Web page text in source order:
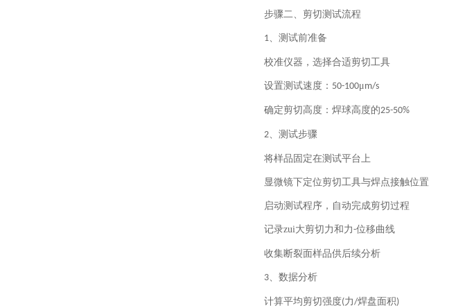
步骤二、剪切测试流程
1、测试前准备
校准仪器，选择合适剪切工具
设置测试速度： 50-100μm/s
确定剪切高度：焊球高度的25-50%
2、测试步骤
将样品固定在测试平台上
显微镜下定位剪切工具与焊点接触位置
启动测试程序，自动完成剪切过程
记录zui大剪切力和力-位移曲线
收集断裂面样品供后续分析
3、数据分析
计算平均剪切强度(力/焊盘面积)